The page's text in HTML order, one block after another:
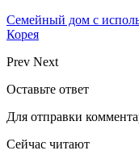
Семейный дом с
Корея
Prev Next
Оставьте ответ
Для отправки
Сейчас читают